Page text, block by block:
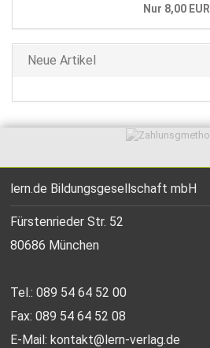
Nur 8,00 EUR
Neue Artikel
lern.de Bildungsgesellschaft mbH
Fürstenrieder Str. 52
80686 München
Tel.: 089 54 64 52 00
Fax: 089 54 64 52 08
E-Mail:kontakt@lern-verlag.de